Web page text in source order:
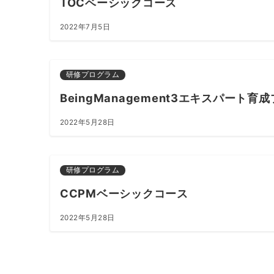
2022年7月5日
研修プログラム
BeingManagement3エキスパート育成
2022年5月28日
研修プログラム
CCPMベーシックコース
2022年5月28日